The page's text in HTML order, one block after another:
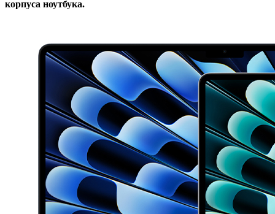
корпуса ноутбука.